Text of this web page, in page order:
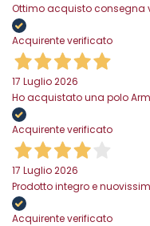
Ottimo acquisto consegna
Acquirente verificato
17 Luglio 2026
Ho acquistato una polo
Acquirente verificato
17 Luglio 2026
Prodotto integro e
Acquirente verificato